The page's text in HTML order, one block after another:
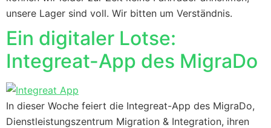
unsere Lager sind voll. Wir bitten um Verständnis.
Ein digitaler Lotse:
Integreat-App des MigraDo
In dieser Woche feiert die Integreat-App des MigraDo,
Dienstleistungszentrum Migration & Integration, ihren